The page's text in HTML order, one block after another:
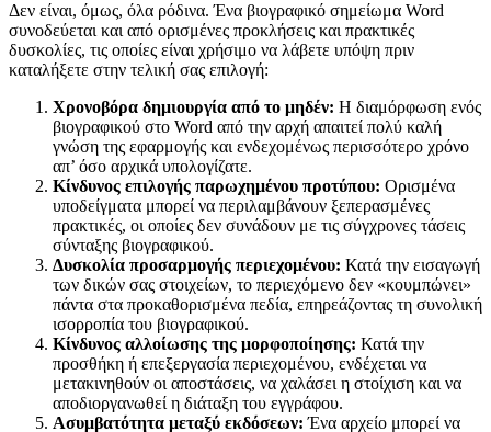
Δεν είναι, όμως, όλα ρόδινα. Ένα βιογραφικό σημείωμα Word
συνοδεύεται και από ορισμένες προκλήσεις και πρακτικές
δυσκολίες, τις οποίες είναι χρήσιμο να λάβετε υπόψη πριν
καταλήξετε στην τελική σας επιλογή:
Χρονοβόρα δημιουργία από το μηδέν: Η διαμόρφωση ενός
βιογραφικού στο Word από την αρχή απαιτεί πολύ καλή
γνώση της εφαρμογής και ενδεχομένως περισσότερο χρόνο
απ’ όσο αρχικά υπολογίζατε.
Κίνδυνος επιλογής παρωχημένου προτύπου: Ορισμένα
υποδείγματα μπορεί να περιλαμβάνουν ξεπερασμένες
πρακτικές, οι οποίες δεν συνάδουν με τις σύγχρονες τάσεις
σύνταξης βιογραφικού.
Δυσκολία προσαρμογής περιεχομένου: Κατά την εισαγωγή
των δικών σας στοιχείων, το περιεχόμενο δεν «κουμπώνει»
πάντα στα προκαθορισμένα πεδία, επηρεάζοντας τη συνολική
ισορροπία του βιογραφικού.
Κίνδυνος αλλοίωσης της μορφοποίησης: Κατά την
προσθήκη ή επεξεργασία περιεχομένου, ενδέχεται να
μετακινηθούν οι αποστάσεις, να χαλάσει η στοίχιση και να
αποδιοργανωθεί η διάταξη του εγγράφου.
Ασυμβατότητα μεταξύ εκδόσεων:Ένα αρχείο μπορεί να